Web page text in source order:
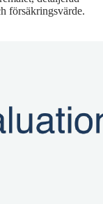
försäkringsvärde.